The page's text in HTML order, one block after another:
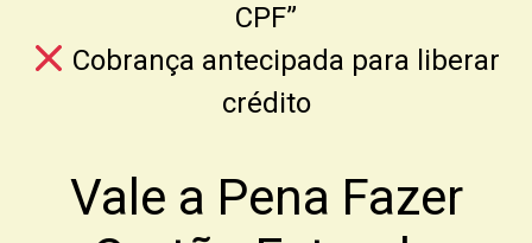
CPF”
Cobrança antecipada para liberar
crédito
Vale a Pena Fazer